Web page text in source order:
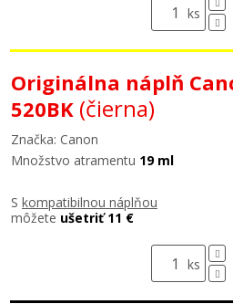
ks
Originálna náplň
520BK (čierna)
Značka: Canon
Množstvo atramentu 19 ml
S kompatibilnou náplňou
môžete ušetriť 11 €
ks